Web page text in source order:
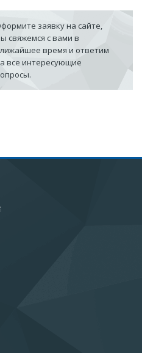
заявку на сайте,
свяжемся с вами в
время и ответим
все интересующие